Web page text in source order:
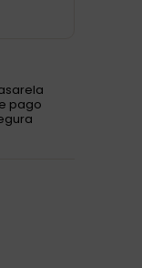
pago